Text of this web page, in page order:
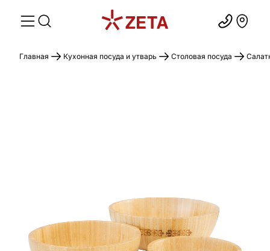
Главная Кухонная посуда и утварь Столовая посуда